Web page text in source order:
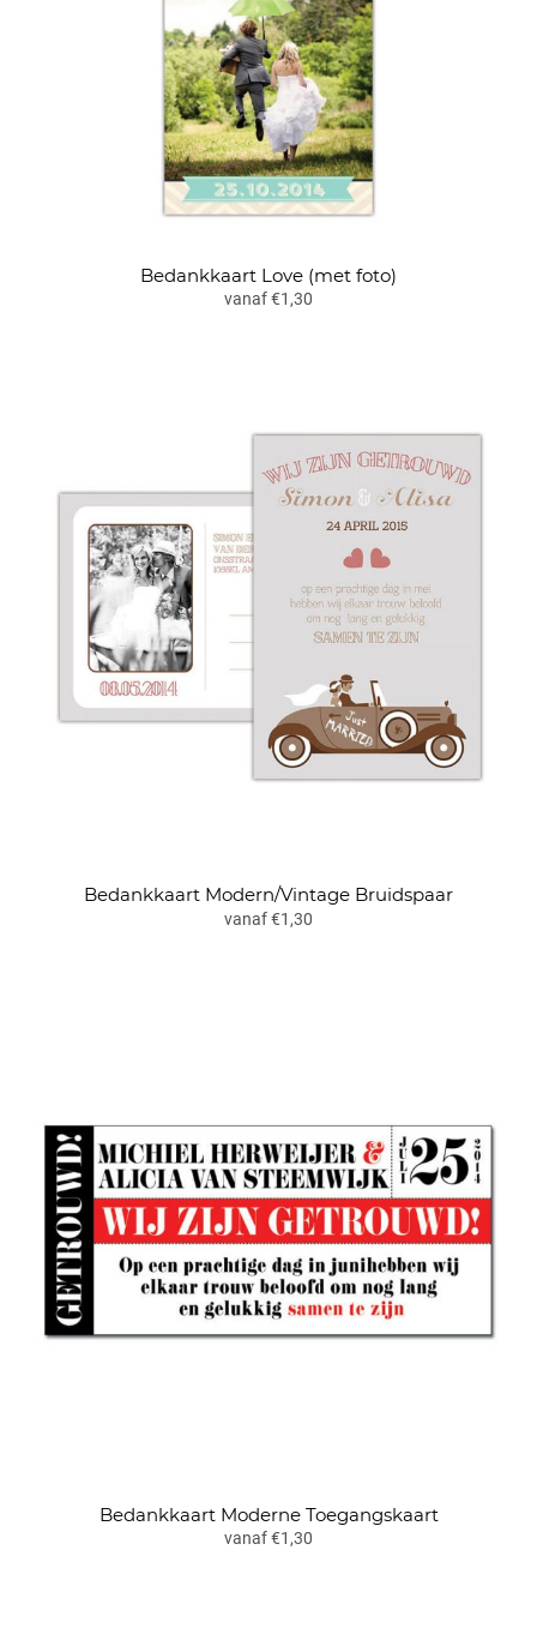
Bedankkaart Love (met foto)
vanaf €1,30
Bedankkaart Modern/Vintage Bruidspaar
vanaf €1,30
Bedankkaart Moderne Toegangskaart
vanaf €1,30